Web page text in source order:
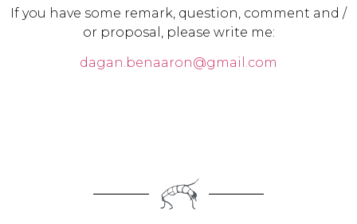
If you have some remark, question, comment and /
or proposal, please write me:
dagan.benaaron@gmail.com